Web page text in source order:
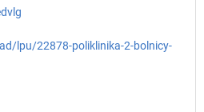
lpu/22878-poliklinika-2-bolnicy-